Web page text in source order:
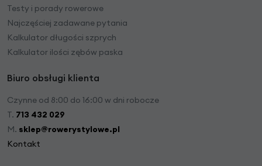
Testy i porady rowerowe
Najczęściej zadawane pytania
Kalkulator długości szprych
Kalkulator ilości zębów paska
Biuro obsługi klienta
Czynne od 8:00 do 16:00 w dni robocze
T. 713 432 029
M. sklep@rowerystylowe.pl
Kontakt